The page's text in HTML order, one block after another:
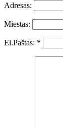
Adresas:
Miestas:
El.Paštas: *